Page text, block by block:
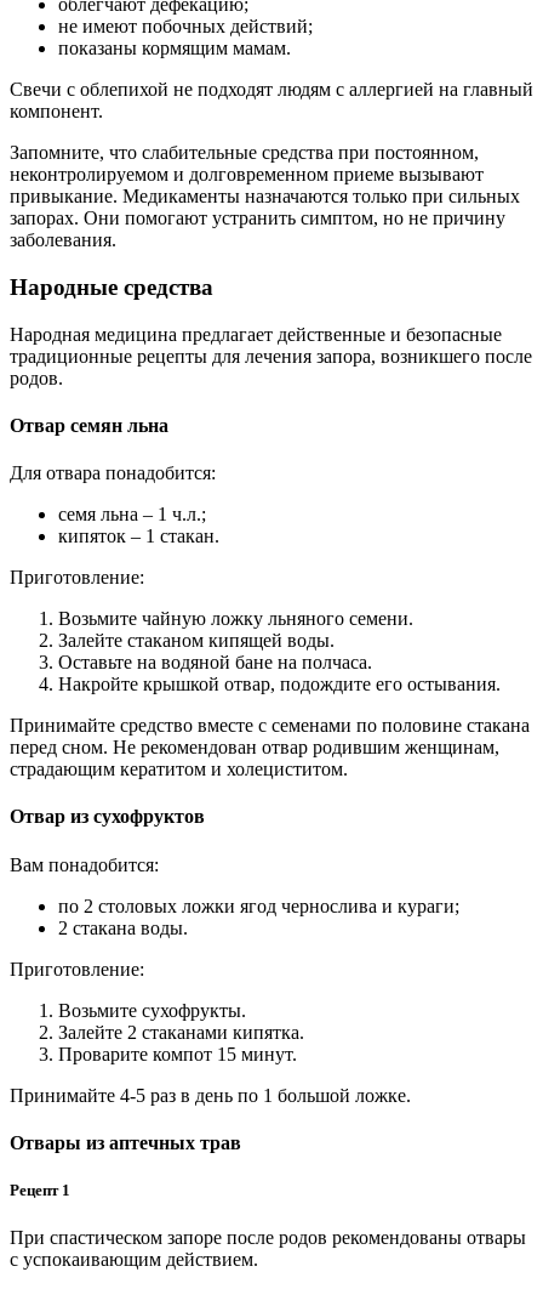
облегчают дефекацию;
не имеют побочных действий;
показаны кормящим мамам.
Свечи с облепихой не подходят людям с аллергией на главный
компонент.
Запомните, что слабительные средства при постоянном,
неконтролируемом и долговременном приеме вызывают
привыкание. Медикаменты назначаются только при сильных
запорах. Они помогают устранить симптом, но не причину
заболевания.
Народные средства
Народная медицина предлагает действенные и безопасные
традиционные рецепты для лечения запора, возникшего после
родов.
Отвар семян льна
Для отвара понадобится:
семя льна – 1 ч.л.;
кипяток – 1 стакан.
Приготовление:
Возьмите чайную ложку льняного семени.
Залейте стаканом кипящей воды.
Оставьте на водяной бане на полчаса.
Накройте крышкой отвар, подождите его остывания.
Принимайте средство вместе с семенами по половине стакана
перед сном. Не рекомендован отвар родившим женщинам,
страдающим кератитом и холециститом.
Отвар из сухофруктов
Вам понадобится:
по 2 столовых ложки ягод чернослива и кураги;
2 стакана воды.
Приготовление:
Возьмите сухофрукты.
Залейте 2 стаканами кипятка.
Проварите компот 15 минут.
Принимайте 4-5 раз в день по 1 большой ложке.
Отвары из аптечных трав
Рецепт 1
При спастическом запоре после родов рекомендованы отвары
с успокаивающим действием.